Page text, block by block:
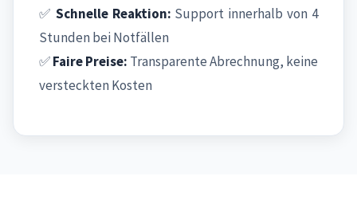
✅ Schnelle Reaktion: Support innerhalb von 4
Stunden bei Notfällen
✅Faire Preise: Transparente Abrechnung, keine
versteckten Kosten